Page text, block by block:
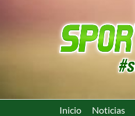
Inicio Noticias